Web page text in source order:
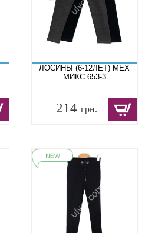
ЛОСИНЫ (6-12ЛЕТ) МЕХ
МИКС 653-3
214грн.